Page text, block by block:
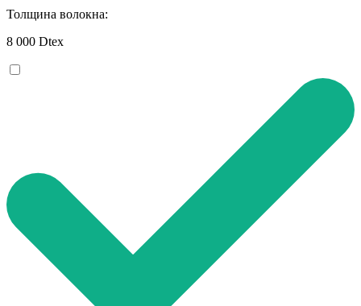
Толщина волокна:
8 000 Dtex